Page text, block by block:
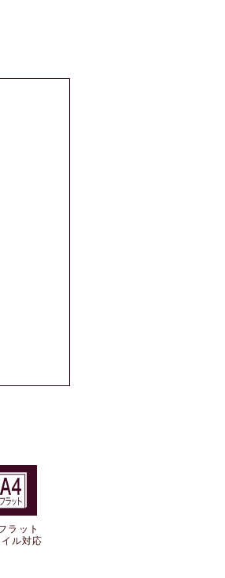
ラット
ル対応